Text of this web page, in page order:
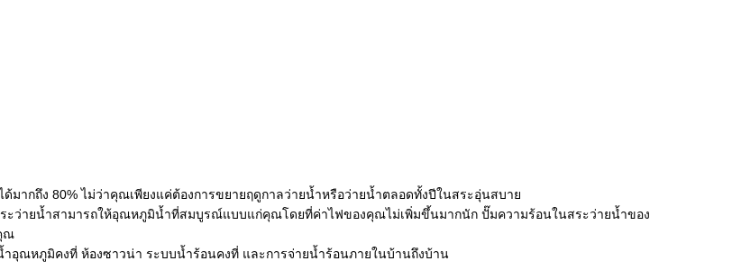
ากถึง 80% ไม่ว่าคุณเพียงแค่ต้องการขยายฤดูกาลว่ายน้ำหรือว่ายน้ำตลอดทั้งปีในสระอุ่นสบาย
ะว่ายน้ำสามารถให้อุณหภูมิน้ำที่สมบูรณ์แบบแก่คุณโดยที่ค่าไฟของคุณไม่เพิ่มขึ้นมากนัก ปั๊มความร้อนในสระว่ายน้ำของ
ณ
อุณหภูมิคงที่ ห้องซาวน่า ระบบน้ำร้อนคงที่ และการจ่ายน้ำร้อนภายในบ้านถึงบ้าน